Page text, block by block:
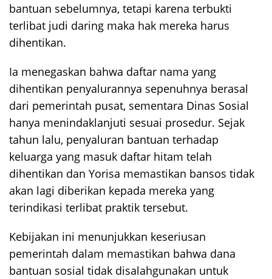
bantuan sebelumnya, tetapi karena terbukti
terlibat judi daring maka hak mereka harus
dihentikan.
Ia menegaskan bahwa daftar nama yang
dihentikan penyalurannya sepenuhnya berasal
dari pemerintah pusat, sementara Dinas Sosial
hanya menindaklanjuti sesuai prosedur. Sejak
tahun lalu, penyaluran bantuan terhadap
keluarga yang masuk daftar hitam telah
dihentikan dan Yorisa memastikan bansos tidak
akan lagi diberikan kepada mereka yang
terindikasi terlibat praktik tersebut.
Kebijakan ini menunjukkan keseriusan
pemerintah dalam memastikan bahwa dana
bantuan sosial tidak disalahgunakan untuk